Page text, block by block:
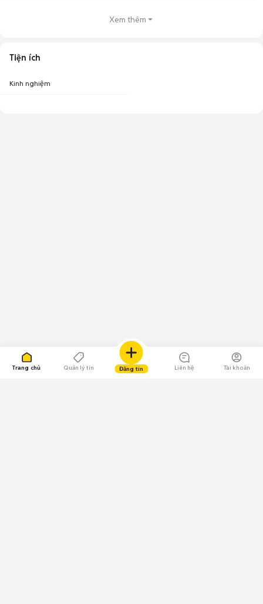
Trang chủ Quản lý tin Đăng tin Liên hệ Tài khoản
Xem thêm
Tiện ích
Kinh nghiệm